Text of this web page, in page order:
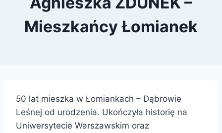
Mieszkańcy Łomianek
50 lat mieszka w Łomiankach – Dąbrowie
Leśnej od urodzenia. Ukończyła historię na
Uniwersytecie Warszawskim oraz